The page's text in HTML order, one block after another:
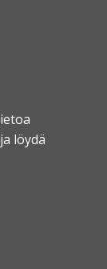
löydä